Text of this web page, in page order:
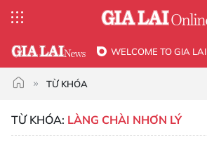
WELCOME TO GIA LAI
TỪ KHÓA
TỪ KHÓA: LÀNG CHÀI NHƠN LÝ